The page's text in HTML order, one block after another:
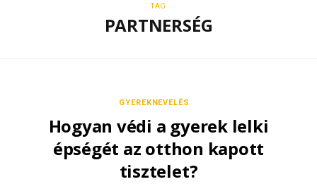
TAG
PARTNERSÉG
GYEREKNEVELÉS
Hogyan védi a gyerek lelki
épségét az otthon kapott
tisztelet?